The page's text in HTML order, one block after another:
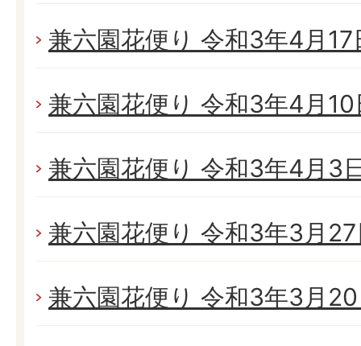
兼六園花便り 令和3年4月
兼六園花便り 令和3年4月
兼六園花便り 令和3年4月3
兼六園花便り 令和3年3月
兼六園花便り 令和3年3月